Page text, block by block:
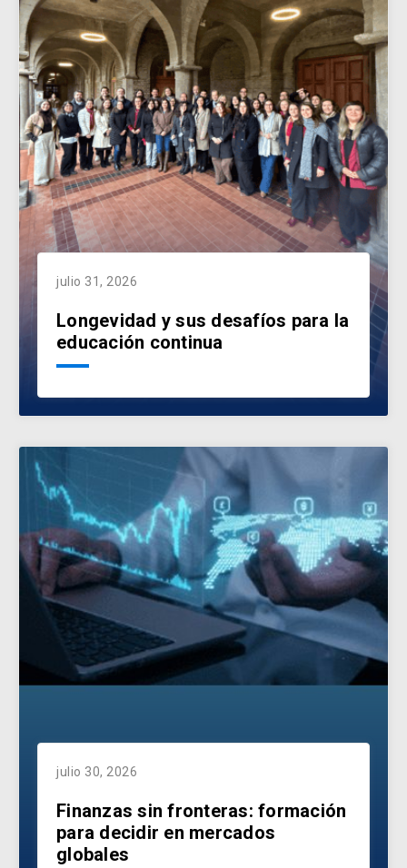
julio 31, 2026
Longevidad y sus desafíos para la
educación continua
julio 30, 2026
Finanzas sin fronteras: formación
para decidir en mercados
globales